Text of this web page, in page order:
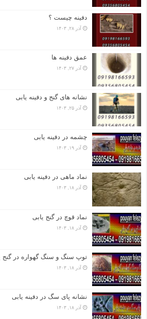
دفینه چیست ؟
آذر ۲۸, ۱۴۰۳
عمق دفینه ها
آذر ۲۷, ۱۴۰۳
نشانه های گنج و دفینه یابی
آذر ۲۵, ۱۴۰۳
چشمه در دفینه یابی
آذر ۱۹, ۱۴۰۳
نماد ماهی در دفینه یابی
آذر ۱۸, ۱۴۰۳
نماد قوچ در گنج یابی
آذر ۱۸, ۱۴۰۳
توپ سنگ و سنگ گهواره در گنج
آذر ۱۸, ۱۴۰۳
نشانه پای سگ در دفینه یابی
آذر ۱۸, ۱۴۰۳